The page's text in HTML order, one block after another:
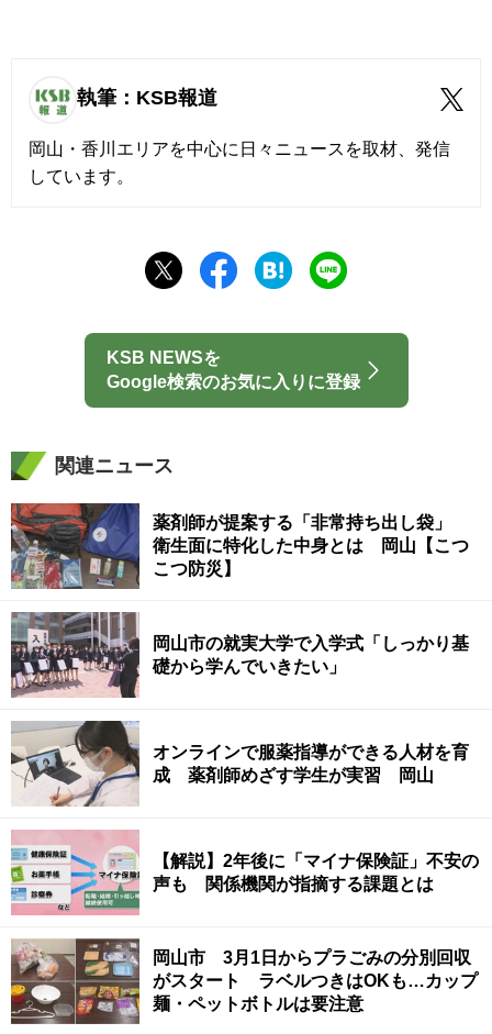
執筆：KSB報道
岡山・香川エリアを中心に日々ニュースを取材、発信
しています。
KSB NEWSを
Google検索のお気に入りに登録
関連ニュース
薬剤師が提案する「非常持ち出し袋」
衛生面に特化した中身とは 岡山【こつ
こつ防災】
岡山市の就実大学で入学式「しっかり基
礎から学んでいきたい」
オンラインで服薬指導ができる人材を育
成 薬剤師めざす学生が実習 岡山
【解説】2年後に「マイナ保険証」不安の
声も 関係機関が指摘する課題とは
岡山市 3月1日からプラごみの分別回収
がスタート ラベルつきはOKも…カップ
麺・ペットボトルは要注意